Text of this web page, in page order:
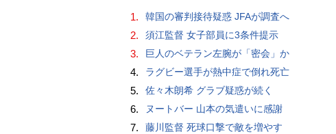
1. 韓国の審判接待疑惑 JFAが調査へ
2. 須江監督 女子部員に3条件提示
3. 巨人のベテラン左腕が「密会」か
4. ラグビー選手が熱中症で倒れ死亡
5. 佐々木朗希 グラブ疑惑が続く
6. ヌートバー 山本の気遣いに感謝
7. 藤川監督 死球口撃で敵を増やす